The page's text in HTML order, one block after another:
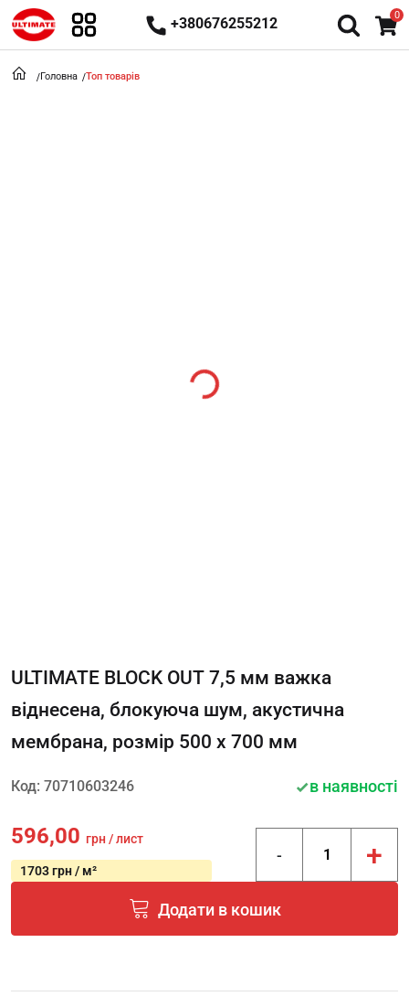
+380676255212
0
Головна Топ товарів
Loading...
ULTIMATE BLOCK OUT 7,5 мм важка
віднесена, блокуюча шум, акустична
мембрана, розмір 500 х 700 мм
Код: 70710603246 в наявності
596,00 грн / лист
1703 грн / м²
- +
Додати в кошик